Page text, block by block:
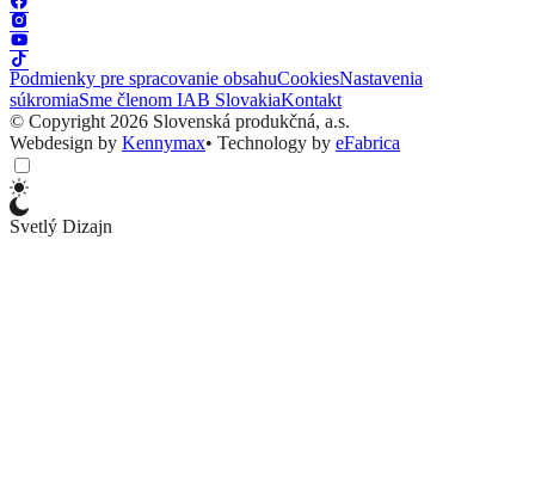
Podmienky pre spracovanie obsahuCookiesNastavenia
súkromiaSme členom IAB SlovakiaKontakt
© Copyright 2026 Slovenská produkčná, a.s.
Webdesign by Kennymax• Technology by eFabrica
Svetlý Dizajn